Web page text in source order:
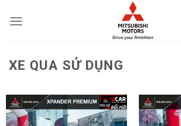
XE QUA SỬ DỤNG